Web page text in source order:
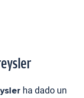
ha dado un